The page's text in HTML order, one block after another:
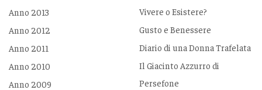
Anno 2013
Anno 2012
Anno 2011
Anno 2010
Anno 2009
Vivere o Esistere?
Gusto e Benessere
Diario di una Donna Trafelata
Il Giacinto Azzurro di
Persefone